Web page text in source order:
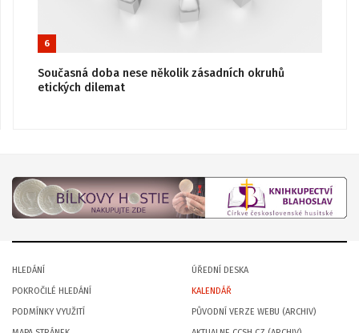
6
Současná doba nese několik zásadních okruhů
etických dilemat
HLEDÁNÍ
POKROČILÉ HLEDÁNÍ
PODMÍNKY VYUŽITÍ
ÚŘEDNÍ DESKA
KALENDÁŘ
PŮVODNÍ VERZE WEBU (ARCHIV)